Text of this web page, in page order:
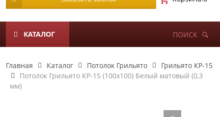
КАТАЛОГ ПОИСК
Главная Каталог Потолок Грильято
Грильято КР-15
Потолок Грильято КР-15 (100х100) Белый матовый (0,3
мм)